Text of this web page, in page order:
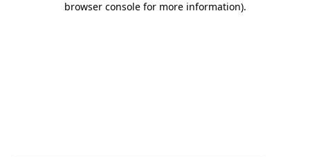
browser console for more information).